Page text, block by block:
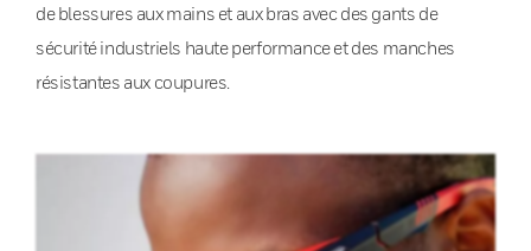
de blessures aux mains et aux bras avec des gants de
sécurité industriels haute performance et des manches
résistantes aux coupures.